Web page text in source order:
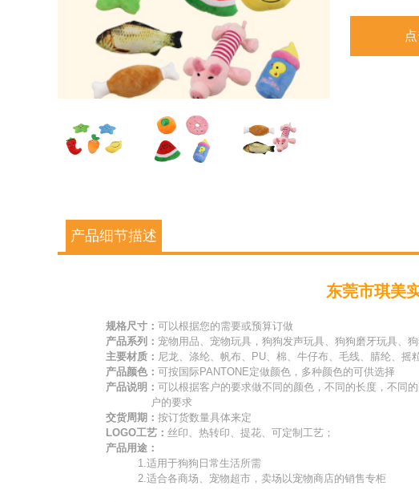
产品细节描述
东莞市琪美
规格尺寸： 可以根据您的需要或预算订做
产品系列： 宠物用品、宠物玩具，狗狗发声玩具、狗狗磨牙玩具、
主要材质： 尼龙、涤纶、帆布、PU、棉、牛仔布、毛线、腈纶、摇
产品颜色： 可按国际PANTONE定做颜色，多种颜色的可供选择
产品说明： 可以根据客户的要求做不同的颜色，不同的长度，不同
户的要求
交货周期： 按订货数量具体来定
LOGO工艺： 丝印、热转印、提花、可定制工艺；
产品用途：
1.适用于狗狗日常生活所需
2.适合各商场、宠物超市，卖场以宠物商店的销售专柜